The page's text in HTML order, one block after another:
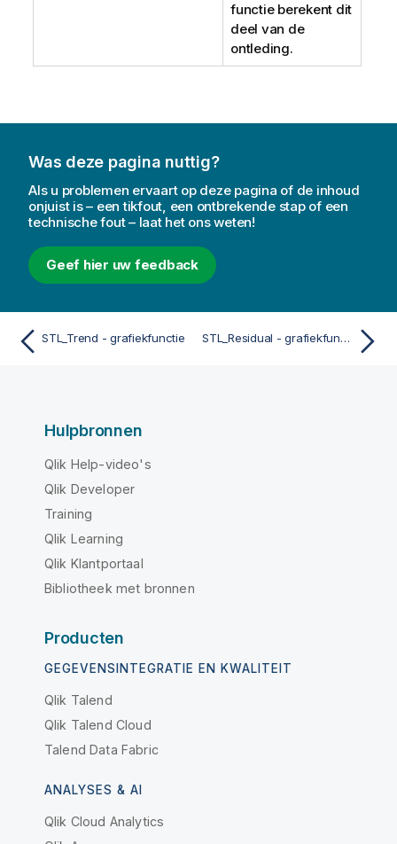
functie berekent dit
deel van de
ontleding.
Was deze pagina nuttig?
Als u problemen ervaart op deze pagina of de inhoud
onjuist is – een tikfout, een ontbrekende stap of een
technische fout – laat het ons weten!
Geef hier uw feedback
STL_Trend - grafiekfunctie STL_Residual - grafiekfunctie
Hulpbronnen
Qlik Help-video's
Qlik Developer
Training
Qlik Learning
Qlik Klantportaal
Bibliotheek met bronnen
Producten
GEGEVENSINTEGRATIE EN KWALITEIT
Qlik Talend
Qlik Talend Cloud
Talend Data Fabric
ANALYSES & AI
Qlik Cloud Analytics